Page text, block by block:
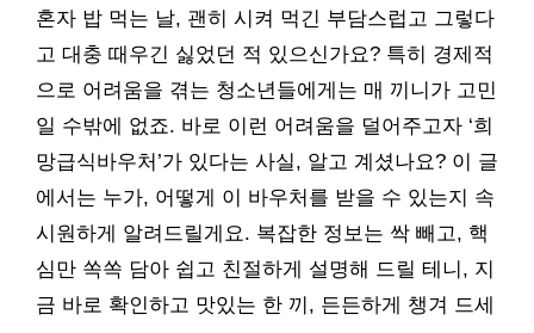
혼자 밥 먹는 날, 괜히 시켜 먹긴 부담스럽고 그렇다
고 대충 때우긴 싫었던 적 있으신가요? 특히 경제적
으로 어려움을 겪는 청소년들에게는 매 끼니가 고민
일 수밖에 없죠. 바로 이런 어려움을 덜어주고자 ‘희
망급식바우처’가 있다는 사실, 알고 계셨나요? 이 글
에서는 누가, 어떻게 이 바우처를 받을 수 있는지 속
시원하게 알려드릴게요. 복잡한 정보는 싹 빼고, 핵
심만 쏙쏙 담아 쉽고 친절하게 설명해 드릴 테니, 지
금 바로 확인하고 맛있는 한 끼, 든든하게 챙겨 드세